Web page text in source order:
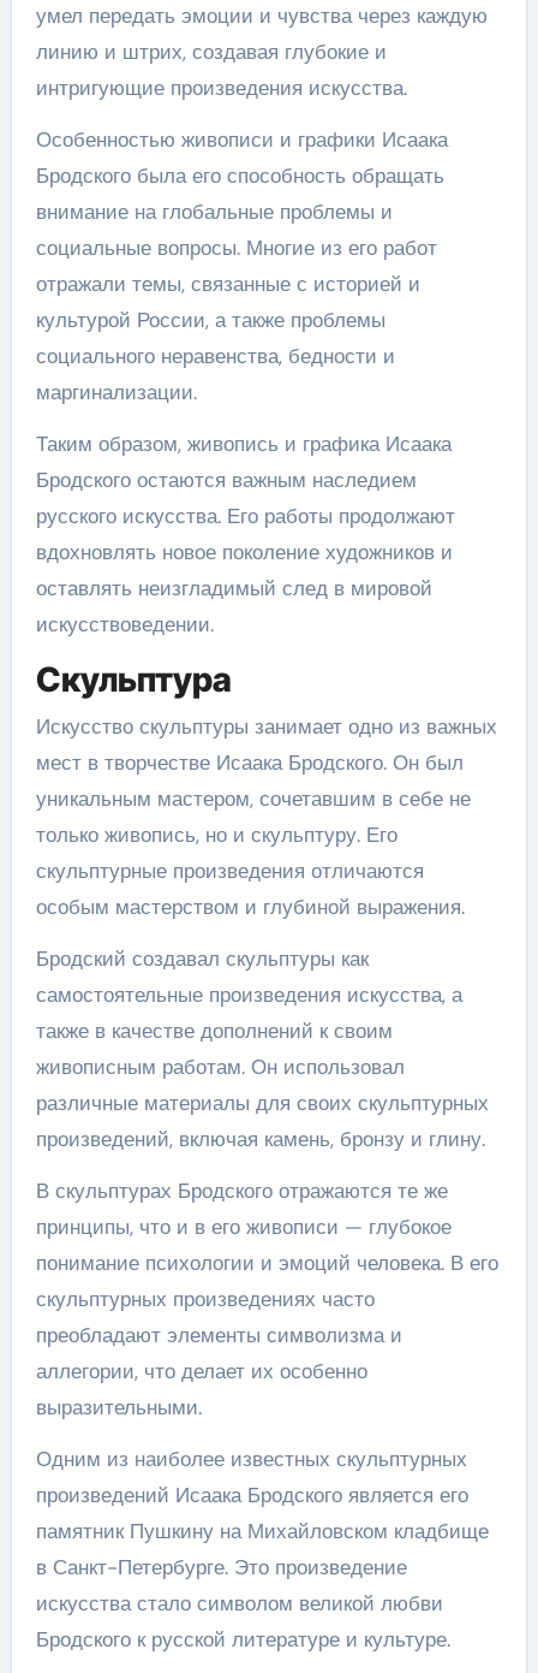
умел передать эмоции и чувства через каждую
линию и штрих, создавая глубокие и
интригующие произведения искусства.
Особенностью живописи и графики Исаака
Бродского была его способность обращать
внимание на глобальные проблемы и
социальные вопросы. Многие из его работ
отражали темы, связанные с историей и
культурой России, а также проблемы
социального неравенства, бедности и
маргинализации.
Таким образом, живопись и графика Исаака
Бродского остаются важным наследием
русского искусства. Его работы продолжают
вдохновлять новое поколение художников и
оставлять неизгладимый след в мировой
искусствоведении.
Скульптура
Искусство скульптуры занимает одно из важных
мест в творчестве Исаака Бродского. Он был
уникальным мастером, сочетавшим в себе не
только живопись, но и скульптуру. Его
скульптурные произведения отличаются
особым мастерством и глубиной выражения.
Бродский создавал скульптуры как
самостоятельные произведения искусства, а
также в качестве дополнений к своим
живописным работам. Он использовал
различные материалы для своих скульптурных
произведений, включая камень, бронзу и глину.
В скульптурах Бродского отражаются те же
принципы, что и в его живописи — глубокое
понимание психологии и эмоций человека. В его
скульптурных произведениях часто
преобладают элементы символизма и
аллегории, что делает их особенно
выразительными.
Одним из наиболее известных скульптурных
произведений Исаака Бродского является его
памятник Пушкину на Михайловском кладбище
в Санкт-Петербурге. Это произведение
искусства стало символом великой любви
Бродского к русской литературе и культуре.